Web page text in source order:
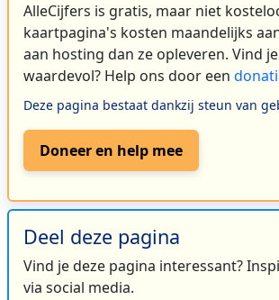
AlleCijfers is gratis, maar niet
kaartpagina's kosten maandelijks
aan hosting dan ze opleveren. Vind
waardevol? Help ons door een
Deze pagina bestaat dankzij steun van
Doneer en help mee
Deel deze pagina
Vind je deze pagina interessant?
via social media.